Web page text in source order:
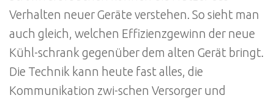
Verhalten neuer Geräte verstehen. So sieht man
auch gleich, welchen Effizienzgewinn der neue
Kühl-schrank gegenüber dem alten Gerät bringt.
Die Technik kann heute fast alles, die
Kommunikation zwi-schen Versorger und